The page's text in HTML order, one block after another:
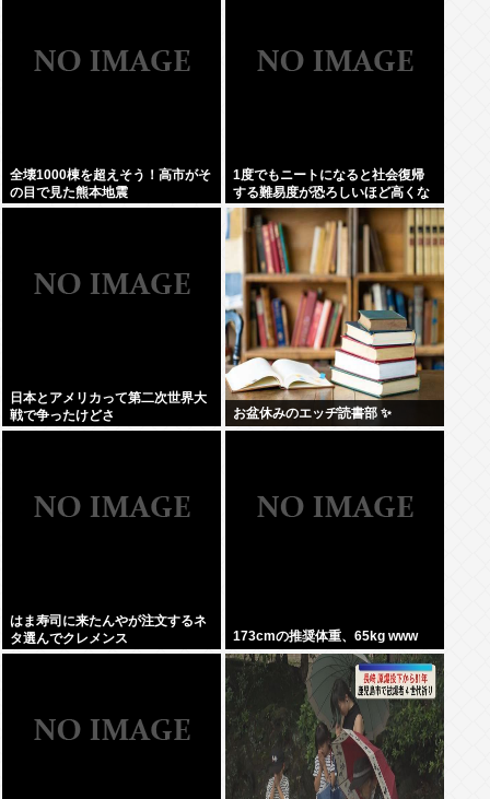
全壊1000棟を超えそう！高市がそ
の目で見た熊本地震
1度でもニートになると社会復帰
する難易度が恐ろしいほど高くな
ってしまう件
日本とアメリカって第二次世界大
戦で争ったけどさ
お盆休みのエッヂ読書部 ✨
はま寿司に来たんやが注文するネ
タ選んでクレメンス
173cmの推奨体重、65kg www